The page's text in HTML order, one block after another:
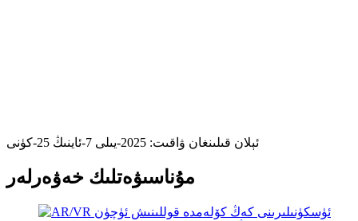
ئېلان قىلىنغان ۋاقىت: 2025-يىلى 7-ئاينىڭ 25-كۈنى
مۇناسىۋەتلىك خەۋەرلەر